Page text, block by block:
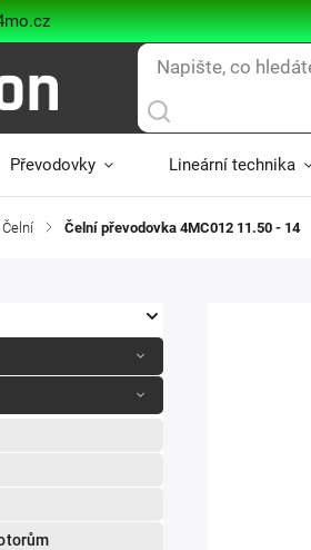
Převodovky Lineární technika
Čelní / Čelní převodovka 4MC012 11.50 - 14